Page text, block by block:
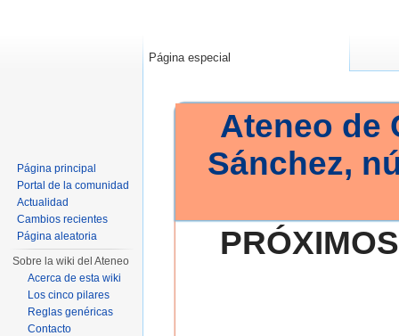
Ateneo de
Sánchez,
Página especial
Página principal
Portal de la comunidad
Actualidad
Cambios recientes
Página aleatoria
Sobre la wiki del Ateneo
Acerca de esta wiki
Los cinco pilares
Reglas genéricas
Contacto